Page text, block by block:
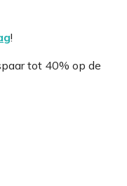
!
tot 40% op de